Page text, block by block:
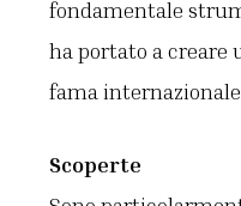
fondamentale
ha portato a creare
fama
Scoperte